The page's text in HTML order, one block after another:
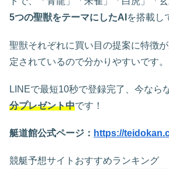
5つの聖獣をテーマにしたAI を搭載し
聖獣それぞれに買い目の提案に特徴
定されているので分かりやすいです。
LINEで最短10秒で登録完了、今なら
分プレゼント中です！
艇道館公式ページ： https://
競艇予想サイトおすすめランキング